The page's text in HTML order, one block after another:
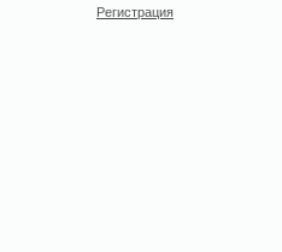
Регистрация